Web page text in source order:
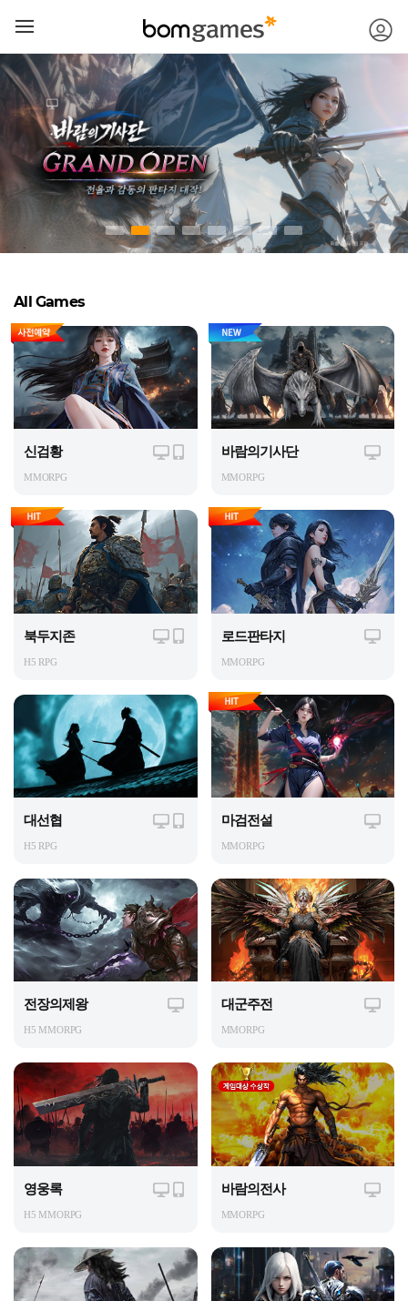
모바일
메뉴버튼
로
All Games
신검황
MMORPG
바람의기사단
MMORPG
북두지존
H5 RPG
로드판타지
MMORPG
대선협
H5 RPG
마검전설
MMORPG
전장의제왕
H5 MMORPG
대군주전
MMORPG
영웅록
H5 MMORPG
바람의전사
MMORPG